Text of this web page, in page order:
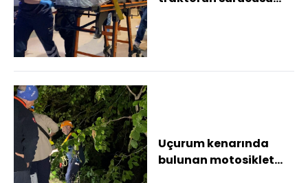
Uçurum kenarında
bulunan motosiklet